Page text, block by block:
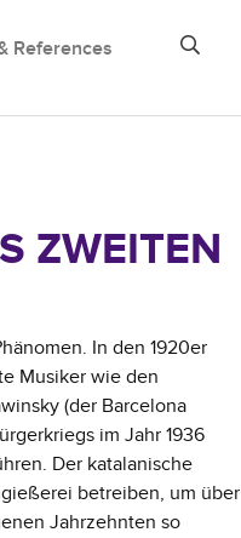
References
ZWEITEN
In den 1920er
Musiker wie den
(der Barcelona
im Jahr 1936
Der katalanische
betreiben, um über
Jahrzehnten so